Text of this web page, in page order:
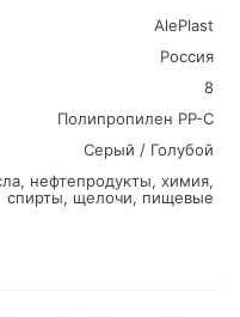
AlePlast
Россия
8
Полипропилен PP-C
Серый / Голубой
нефтепродукты, химия,
спирты, щелочи, пищевые